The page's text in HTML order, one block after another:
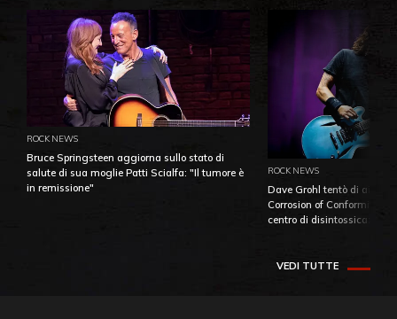
ROCK NEWS
Bruce Springsteen aggiorna sullo stato di
salute di sua moglie Patti Scialfa: "Il tumore è
in remissione"
ROCK NEWS
Dave Grohl tentò di
Corrosion of Conformity
centro di
VEDI TUTTE